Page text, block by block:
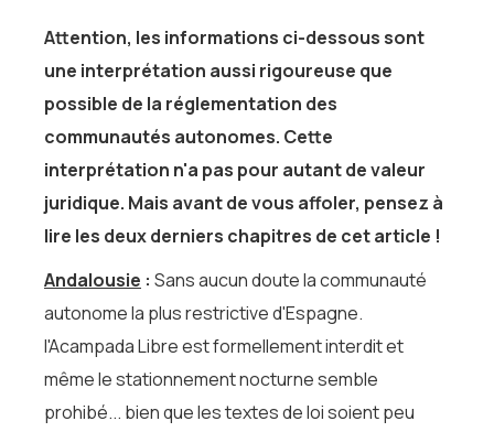
Attention, les informations ci-dessous sont
une interprétation aussi rigoureuse que
possible de la réglementation des
communautés autonomes. Cette
interprétation n'a pas pour autant de valeur
juridique. Mais avant de vous affoler, pensez à
lire les deux derniers chapitres de cet article !
Andalousie : Sans aucun doute la communauté
autonome la plus restrictive d'Espagne.
l'Acampada Libre est formellement interdit et
même le stationnement nocturne semble
prohibé... bien que les textes de loi soient peu